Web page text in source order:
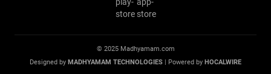
© 2025 Madhyamam.com
Designed by MADHYAMAM TECHNOLOGIES | Powered by HOCALWIRE